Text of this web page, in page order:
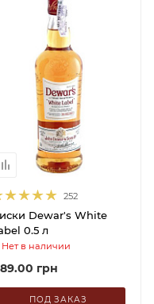
252
Dewar's White
0.5 л
Нет в наличии
грн
ПОД ЗАКАЗ